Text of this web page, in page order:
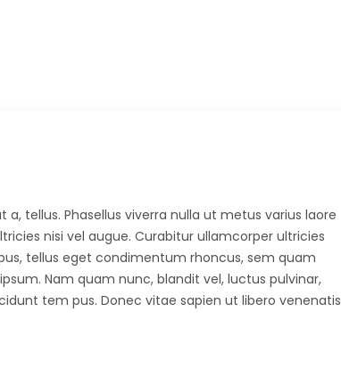
tellus. Phasellus viverra nulla ut metus varius laore
nisi vel augue. Curabitur ullamcorper ultricies
tellus eget condimentum rhoncus, sem quam
Nam quam nunc, blandit vel, luctus pulvinar,
tem pus. Donec vitae sapien ut libero venenatis